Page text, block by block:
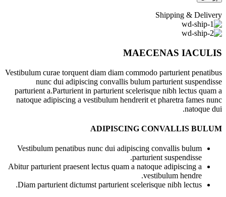
Shipping & Delivery
MAECENAS IACULIS
Vestibulum curae torquent diam diam commodo parturient penatibus
nunc dui adipiscing convallis bulum parturient suspendisse
parturient a.Parturient in parturient scelerisque nibh lectus quam a
natoque adipiscing a vestibulum hendrerit et pharetra fames nunc
natoque dui.
ADIPISCING CONVALLIS BULUM
Vestibulum penatibus nunc dui adipiscing convallis bulum
parturient suspendisse.
Abitur parturient praesent lectus quam a natoque adipiscing a
vestibulum hendre.
Diam parturient dictumst parturient scelerisque nibh lectus.